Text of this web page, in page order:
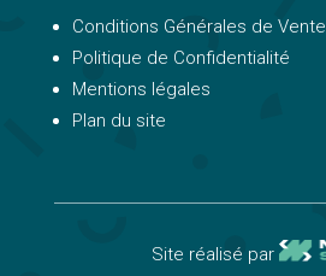
Conditions Générales de Vente
Politique de Confidentialité
Mentions légales
Plan du site
Site réalisé par